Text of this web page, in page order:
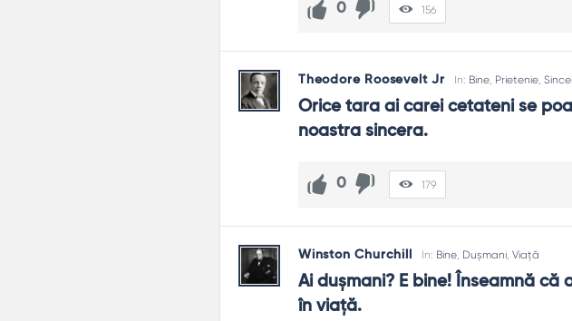
0 156
Theodore Roosevelt Jr In: Bine, Prietenie,
Orice tara ai carei cetateni se
noastra sincera.
0 179
Winston Churchill In: Bine, Dușmani, Viață
Ai dușmani? E bine! Înseamnă
în viață.